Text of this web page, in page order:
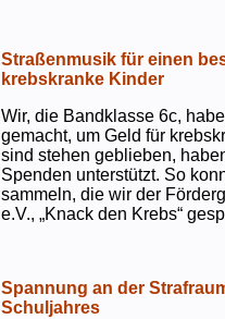
Straßenmusik für einen
krebskranke Kinder
Wir, die Bandklasse 6c,
gemacht, um Geld für
sind stehen geblieben,
Spenden unterstützt. So
sammeln, die wir der
e.V., „Knack den Krebs“
Spannung an der
Schuljahres